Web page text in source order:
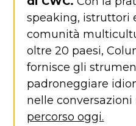
speaking, istruttori
comunità
oltre 20 paesi,
fornisce gli
padroneggiare
nelle conversazioni
percorso oggi.